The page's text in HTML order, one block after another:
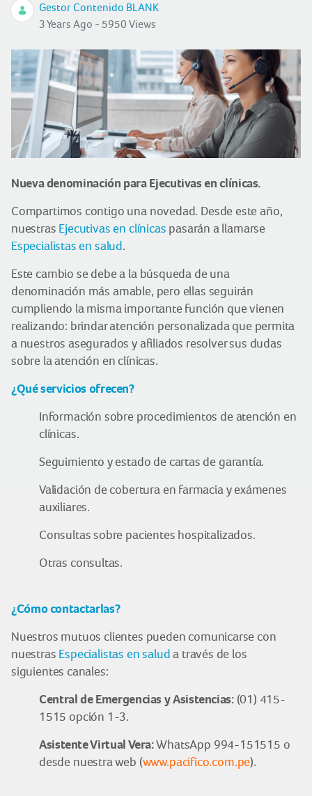
Gestor Contenido BLANK
3 Years Ago - 5950 Views
Nueva denominación para Ejecutivas en clínicas.
Compartimos contigo una novedad. Desde este año,
nuestras Ejecutivas en clínicas pasarán a llamarse
Especialistas en salud.
Este cambio se debe a la búsqueda de una
denominación más amable, pero ellas seguirán
cumpliendo la misma importante función que vienen
realizando: brindar atención personalizada que permita
a nuestros asegurados y afiliados resolver sus dudas
sobre la atención en clínicas.
¿Qué servicios ofrecen?
Información sobre procedimientos de atención en
clínicas.
Seguimiento y estado de cartas de garantía.
Validación de cobertura en farmacia y exámenes
auxiliares.
Consultas sobre pacientes hospitalizados.
Otras consultas.
¿Cómo contactarlas?
Nuestros mutuos clientes pueden comunicarse con
nuestras Especialistas en salud a través de los
siguientes canales:
Central de Emergencias y Asistencias:(01) 415-
1515 opción 1-3.
Asistente Virtual Vera:WhatsApp 994-151515 o
desde nuestra web (www.pacifico.com.pe).